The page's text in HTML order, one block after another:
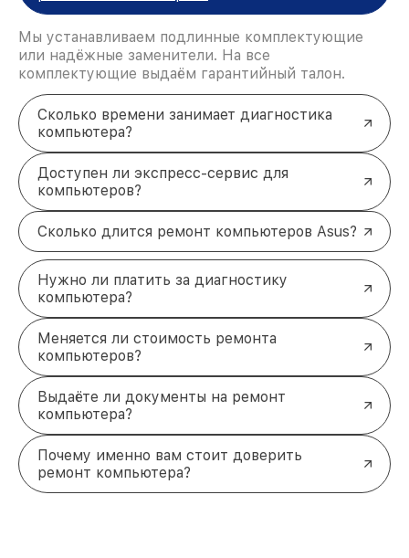
производителя, что гарантирует качество и
долговечность результата.
Для записи на диагностику или ремонта
свяжитесь с нами по телефону +7 (383) 202-18-57
или посетите наш офис по адресу ул. Фрунзе, 238,
корп. 4.
Мы устанавливаем подлинные комплектующие
или надёжные заменители. На все
комплектующие выдаём гарантийный талон.
Сколько времени занимает диагностика
компьютера?
Доступен ли экспресс-сервис для
компьютеров?
Сколько длится ремонт компьютеров Asus?
Нужно ли платить за диагностику
компьютера?
Меняется ли стоимость ремонта
компьютеров?
Выдаёте ли документы на ремонт
компьютера?
Почему именно вам стоит доверить
ремонт компьютера?